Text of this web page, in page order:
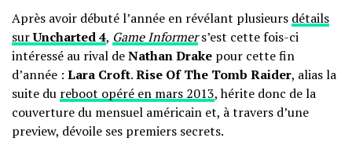
Après avoir débuté l’année en révélant plusieurs détails
surUncharted 4, Game Informers’est cette fois-ci
intéressé au rival deNathan Drake pour cette fin
d’année : Lara Croft.Rise Of The Tomb Raider, alias la
suite du reboot opéré en mars 2013, hérite donc de la
couverture du mensuel américain et, à travers d’une
preview, dévoile ses premiers secrets.